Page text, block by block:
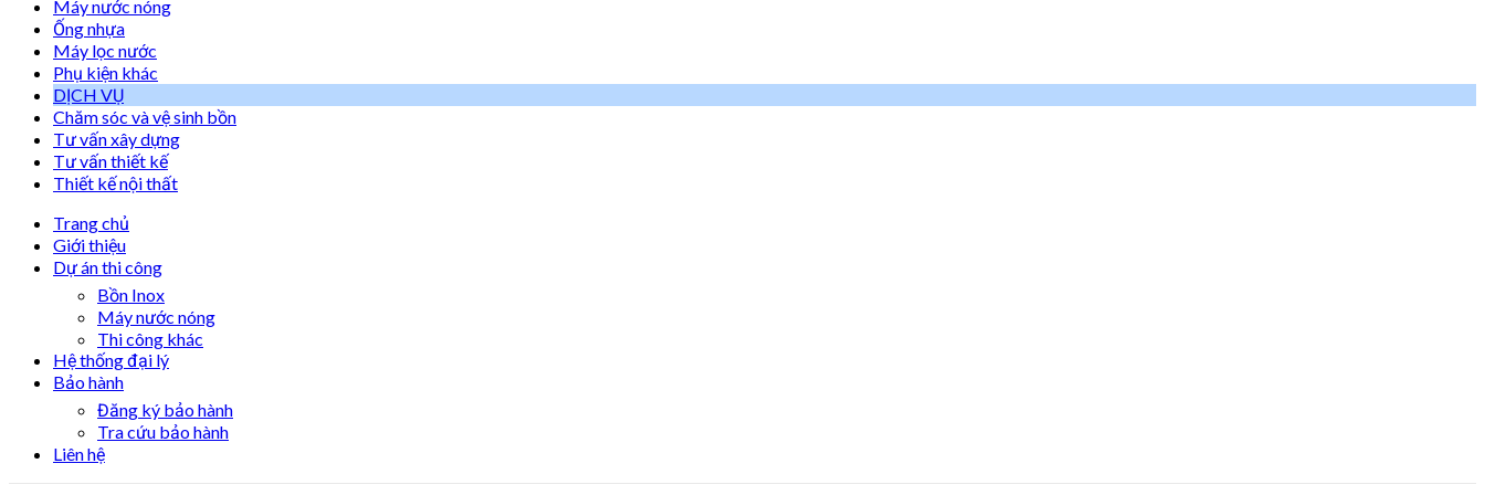
Máy nước nóng
Ống nhựa
Máy lọc nước
Phụ kiện khác
DỊCH VỤ
Chăm sóc và vệ sinh bồn
Tư vấn xây dựng
Tư vấn thiết kế
Thiết kế nội thất
Trang chủ
Giới thiệu
Dự án thi công
Bồn Inox
Máy nước nóng
Thi công khác
Hệ thống đại lý
Bảo hành
Đăng ký bảo hành
Tra cứu bảo hành
Liên hệ